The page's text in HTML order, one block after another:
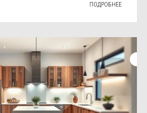
ПОДРОБНЕЕ